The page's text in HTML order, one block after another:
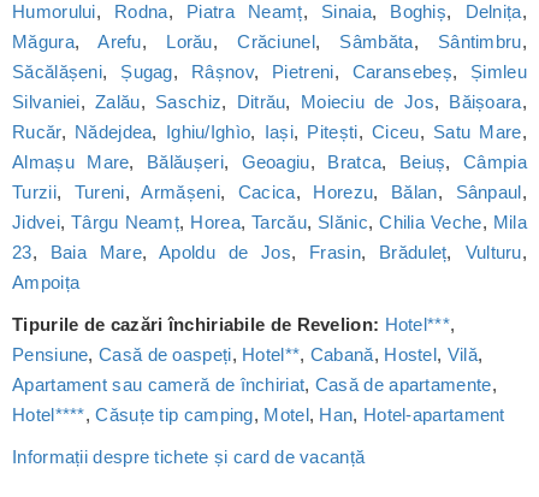
Humorului, Rodna, Piatra Neamț, Sinaia, Boghiș, Delnița,
Măgura,Arefu, Lorău,Crăciunel, Sâmbăta, Sântimbru,
Săcălășeni, Șugag, Râșnov, Pietreni, Caransebeș, Șimleu
Silvaniei,Zalău, Saschiz, Ditrău, Moieciu de Jos, Băișoara,
Rucăr, Nădejdea, Ighiu/Ighìo, Iași, Pitești,Ciceu, Satu Mare,
Almașu Mare, Bălăușeri, Geoagiu, Bratca, Beiuș,Câmpia
Turzii, Tureni,Armășeni, Cacica, Horezu, Bălan, Sânpaul,
Jidvei,Târgu Neamț, Horea,Tarcău, Slănic,Chilia Veche, Mila
23, Baia Mare,Apoldu de Jos, Frasin, Brăduleț, Vulturu,
Ampoița
Tipurile de cazări închiriabile de Revelion: Hotel***,
Pensiune,Casă de oaspeți, Hotel**, Cabană, Hostel, Vilă,
Apartament sau cameră de închiriat, Casă de apartamente,
Hotel****,Căsuțe tip camping, Motel, Han, Hotel-apartament
Informații despre tichete și card de vacanță